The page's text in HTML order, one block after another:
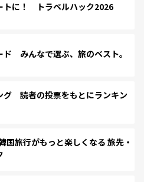
トに！ トラベルハック2026
ド みんなで選ぶ、旅のベスト。
グ 読者の投票をもとにランキン
旅行がもっと楽しくなる 旅先・